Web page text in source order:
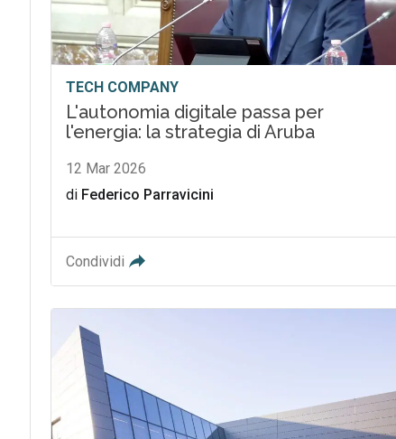
TECH COMPANY
L'autonomia digitale passa per
l'energia: la strategia di Aruba
12 Mar 2026
di Federico Parravicini
Condividi